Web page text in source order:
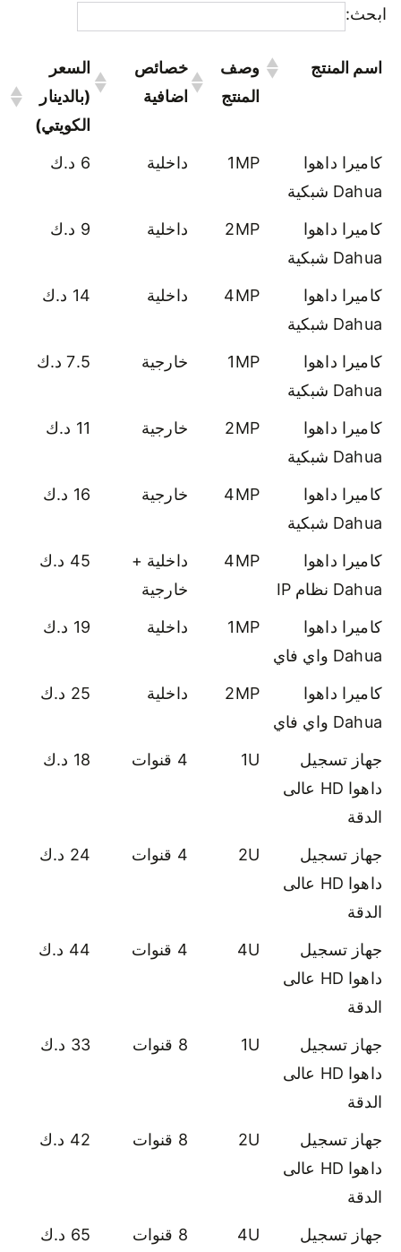
ابحث:
اسم المنتج
وصف
المنتج
خصائص
اضافية
السعر
(بالدينار
الكويتي)
كاميرا داهوا
Dahua شبكية
1MP داخلية 6 د.ك
كاميرا داهوا
Dahua شبكية
2MP داخلية 9 د.ك
كاميرا داهوا
Dahua شبكية
4MP داخلية 14 د.ك
كاميرا داهوا
Dahua شبكية
1MP خارجية 7.5 د.ك
كاميرا داهوا
Dahua شبكية
2MP خارجية 11 د.ك
كاميرا داهوا
Dahua شبكية
4MP خارجية 16 د.ك
كاميرا داهوا
Dahua نظام IP
4MP
داخلية +
خارجية
45 د.ك
كاميرا داهوا
Dahua واي فاي
1MP داخلية 19 د.ك
كاميرا داهوا
Dahua واي فاي
2MP داخلية 25 د.ك
جهاز تسجيل
داهوا HD عالى
الدقة
1U 4 قنوات 18 د.ك
جهاز تسجيل
داهوا HD عالى
الدقة
2U 4 قنوات 24 د.ك
جهاز تسجيل
داهوا HD عالى
الدقة
4U 4 قنوات 44 د.ك
جهاز تسجيل
داهوا HD عالى
الدقة
1U 8 قنوات 33 د.ك
جهاز تسجيل
داهوا HD عالى
الدقة
2U 8 قنوات 42 د.ك
جهاز تسجيل
4U 8 قنوات 65 د.ك